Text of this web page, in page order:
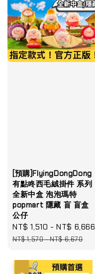
[預購]FlyingDongDong
有點咚西毛絨掛件 系列
全新中盒 泡泡瑪特
popmart 隱藏 盲 盲盒
公仔
Sale
price
NT$ 1,510 -NT$ 6,666
NT$ 1,570-NT$ 6,670